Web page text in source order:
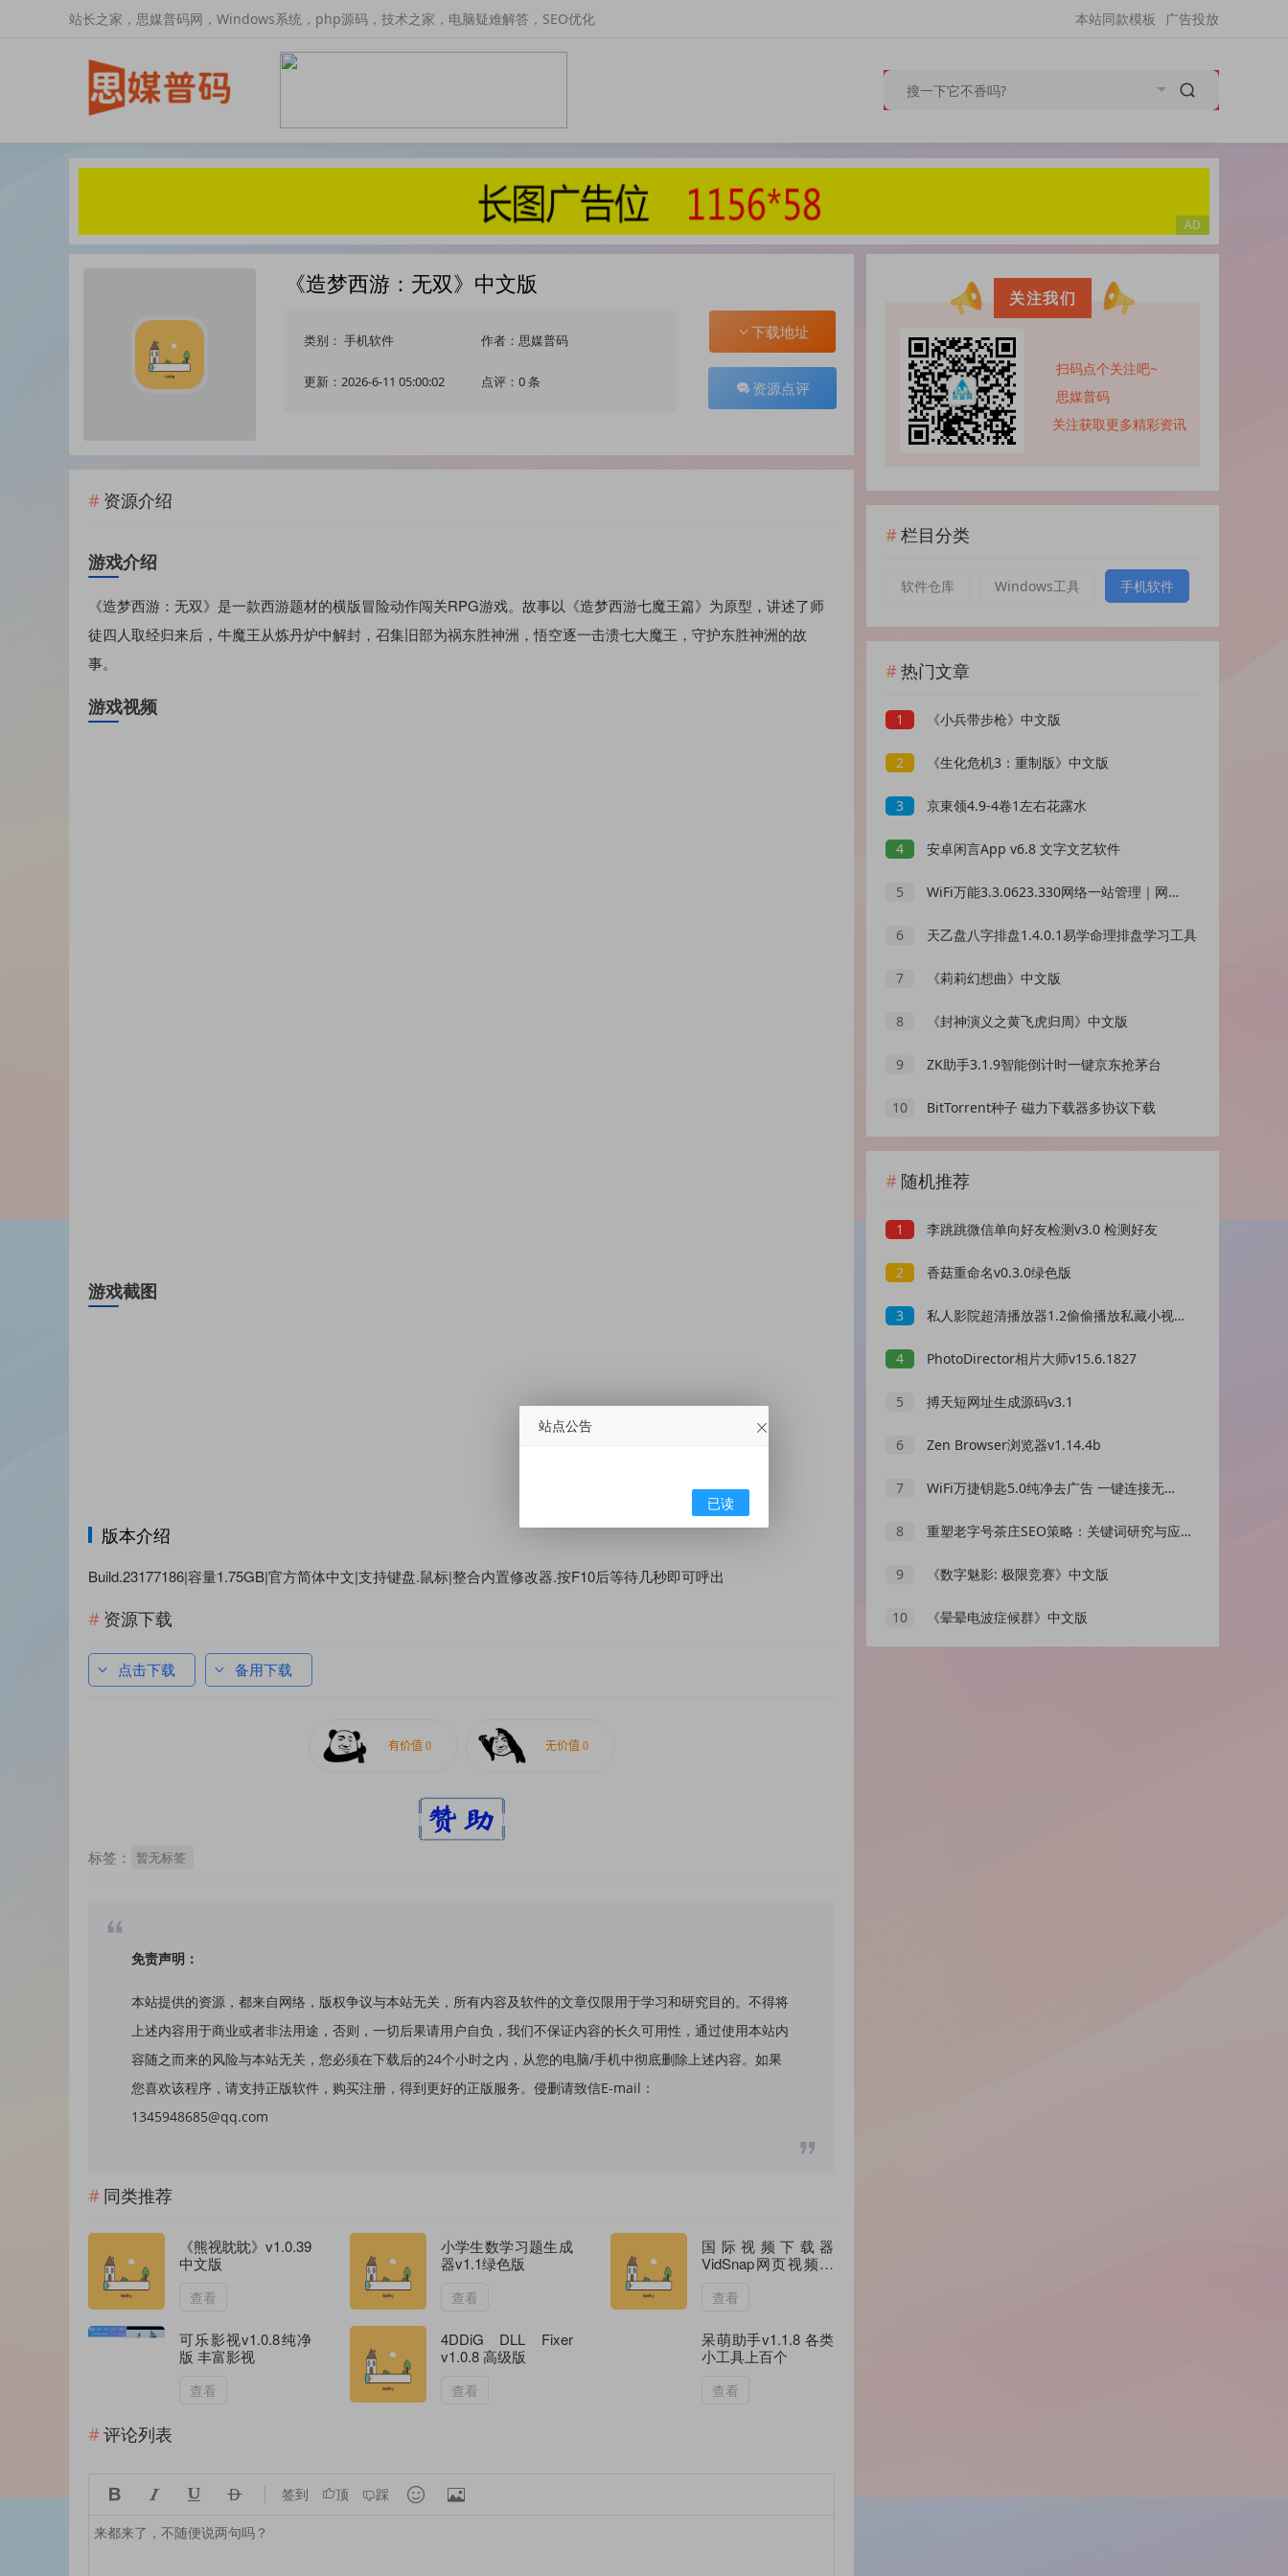
站长之家，思媒普码网，Windows系统，php源码，技术之家，电脑疑难解答，SEO优化 广告投放
本站同款模板
《造梦西游：无双》中文版
类别： 手机软件 作者：思媒普码
更新：2026-6-11 05:00:02 点评：0 条
下载地址
资源点评
资源介绍
游戏介绍
《造梦西游：无双》是一款西游题材的横版冒险动作闯关RPG游戏。故事以《造梦西游七魔王篇》为原型，讲述了师
徒四人取经归来后，牛魔王从炼丹炉中解封，召集旧部为祸东胜神洲，悟空逐一击溃七大魔王，守护东胜神洲的故
事。
游戏视频
游戏截图
版本介绍
Build.23177186|容量1.75GB|官方简体中文|支持键盘.鼠标|整合内置修改器.按F10后等待几秒即可呼出
资源下载
点击下载 备用下载
标签： 暂无标签
免责声明：
本站提供的资源，都来自网络，版权争议与本站无关，所有内容及软件的文章仅限用于学习和研究目的。不得将
上述内容用于商业或者非法用途，否则，一切后果请用户自负，我们不保证内容的长久可用性，通过使用本站内
容随之而来的风险与本站无关，您必须在下载后的24个小时之内，从您的电脑/手机中彻底删除上述内容。如果
您喜欢该程序，请支持正版软件，购买注册，得到更好的正版服务。侵删请致信E-mail：
1345948685@qq.com
同类推荐
《熊视眈眈》v1.0.39
中文版
查看
小学生数学习题生成
器v1.1绿色版
查看
国际视频下载器
VidSnap网页视频下
查看
可乐影视v1.0.8纯净
版 丰富影视
查看
4DDiG DLL Fixer
v1.0.8 高级版
查看
呆萌助手v1.1.8 各类
小工具上百个
查看
评论列表
    签到 顶 踩  
关注我们
扫码点个关注吧~
思媒普码
关注获取更多精彩资讯
栏目分类
软件仓库 Windows工具 手机软件
热门文章
1 《小兵带步枪》中文版
2 《生化危机3：重制版》中文版
3 京東领4.9-4卷1左右花露水
4 安卓闲言App v6.8 文字文艺软件
5 WiFi万能3.3.0623.330网络一站管理｜网络管理天花板｜绿化版
6 天乙盘八字排盘1.4.0.1易学命理排盘学习工具
7 《莉莉幻想曲》中文版
8 《封神演义之黄飞虎归周》中文版
9 ZK助手3.1.9智能倒计时一键京东抢茅台
10 BitTorrent种子 磁力下载器多协议下载
随机推荐
1 李跳跳微信单向好友检测v3.0 检测好友
2 香菇重命名v0.3.0绿色版
3 私人影院超清播放器1.2偷偷播放私藏小视频小电影
4 PhotoDirector相片大师v15.6.1827
5 搏天短网址生成源码v3.1
6 Zen Browser浏览器v1.14.4b
7 WiFi万捷钥匙5.0纯净去广告 一键连接无线网
8 重塑老字号茶庄SEO策略：关键词研究与应用引领茶文化魅力全球传播之路
9 《数字魅影: 极限竞赛》中文版
10 《晕晕电波症候群》中文版
站点公告
已读